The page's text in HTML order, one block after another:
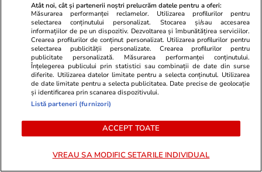
Politică
40% dintre români ar vota cu
AUR, dacă duminica viitoare ar
fi alegeri parlamentare. Cât au
obținut PSD, PNL și USR într-un
nou sondaj IRES
PARTENERI
Atât noi, cât și partenerii noștri prelucrăm datele pentru a oferi:
Măsurarea performanței reclamelor. Utilizarea profilurilor pentru
selectarea conținutului personalizat. Stocarea și/sau accesarea
informațiilor de pe un dispozitiv. Dezvoltarea și îmbunătățirea serviciilor.
Crearea profilurilor de conținut personalizat. Utilizarea profilurilor pentru
selectarea publicității personalizate. Crearea profilurilor pentru
publicitate personalizată. Măsurarea performanței conținutului.
Înțelegerea publicului prin statistici sau combinații de date din surse
diferite. Utilizarea datelor limitate pentru a selecta conținutul. Utilizarea
de date limitate pentru a selecta publicitatea. Date precise de geolocație
și identificarea prin scanarea dispozitivului.
Listă parteneri (furnizori)
ACCEPT TOATE
VREAU SA MODIFIC SETARILE INDIVIDUAL